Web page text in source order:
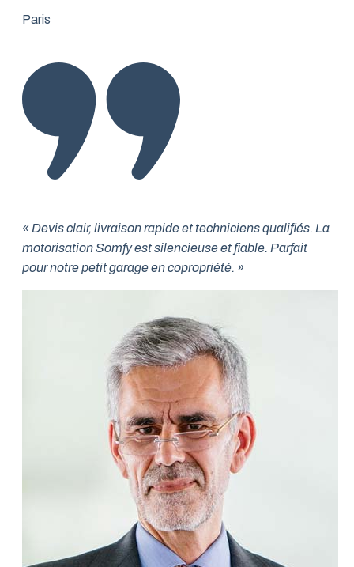
Paris
« Devis clair, livraison rapide et techniciens qualifiés. La
motorisation Somfy est silencieuse et fiable. Parfait
pour notre petit garage en copropriété. »